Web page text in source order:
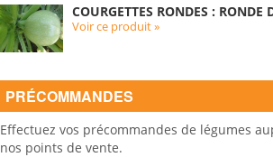
COURGETTES RONDES : RONDE
Voir ce produit »
PRÉCOMMANDES
Effectuez vos précommandes de légumes
nos points de vente.